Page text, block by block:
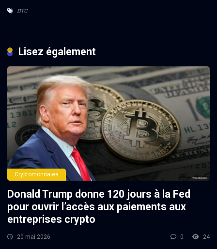
BTC
Lisez également
Cryptomonnaies
Donald Trump donne 120 jours à la Fed
pour ouvrir l’accès aux paiements aux
entreprises crypto
20 mai 2026 0 24